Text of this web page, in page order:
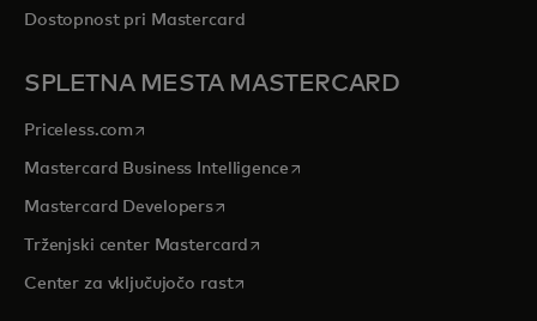
Dostopnost pri Mastercard
SPLETNA MESTA MASTERCARD
Priceless.com opens in a new tab
Mastercard Business Intelligenceopens in a new tab
Mastercard Developersopens in a new tab
Trženjski center Mastercard opens in a new tab
Center za vključujočo rastopens in a new tab